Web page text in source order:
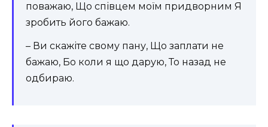
поважаю, Що співцем моїм придворним Я
зробить його бажаю.
– Ви скажіте свому пану, Що заплати не
бажаю, Бо коли я що дарую, То назад не
одбираю.